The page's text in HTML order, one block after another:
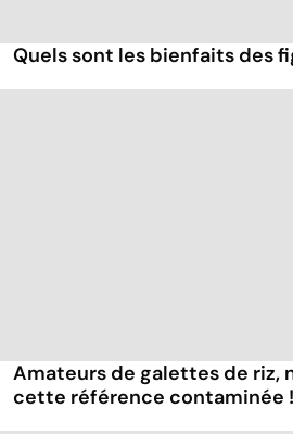
Quels sont les bienfaits des
Amateurs de galettes de riz,
cette référence contaminée !